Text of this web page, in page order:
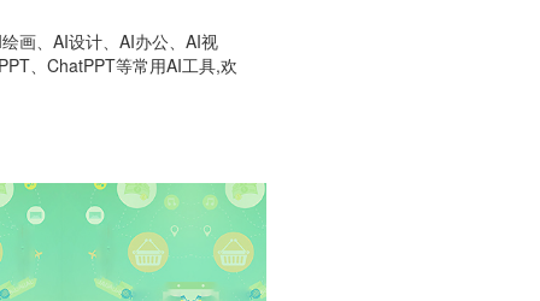
画、AI设计、AI办公、AI视
、ChatPPT等常用AI工具,欢